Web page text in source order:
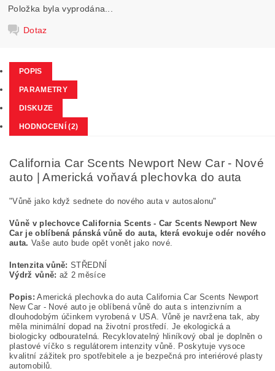
Položka byla vyprodána...
Dotaz
POPIS
PARAMETRY
DISKUZE
HODNOCENÍ (2)
California Car Scents Newport New Car - Nové
auto | Americká voňavá plechovka do auta
"Vůně jako když sednete do nového auta v autosalonu"
Vůně v plechovce California Scents - Car Scents Newport New
Car je oblíbená pánská vůně do auta, která evokuje odér nového
auta. Vaše auto bude opět vonět jako nové.
Intenzita vůně: STŘEDNÍ
Výdrž vůně: až 2 měsíce
Popis: Americká plechovka do auta California Car Scents Newport
New Car - Nové auto je oblíbená vůně do auta s intenzivním a
dlouhodobým účinkem vyrobená v USA. Vůně je navržena tak, aby
měla minimální dopad na životní prostředí. Je ekologická a
biologicky odbouratelná. Recyklovatelný hliníkový obal je doplněn o
plastové víčko s regulátorem intenzity vůně. Poskytuje vysoce
kvalitní zážitek pro spotřebitele a je bezpečná pro interiérové plasty
automobilů.